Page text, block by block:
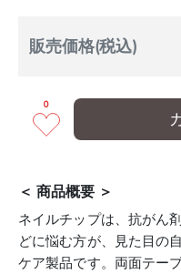
販売価格(税込)
0
＜ 商品概要 ＞
ネイルチップは、抗がん
どに悩む方が、見た目の
ケア製品です。両面テー